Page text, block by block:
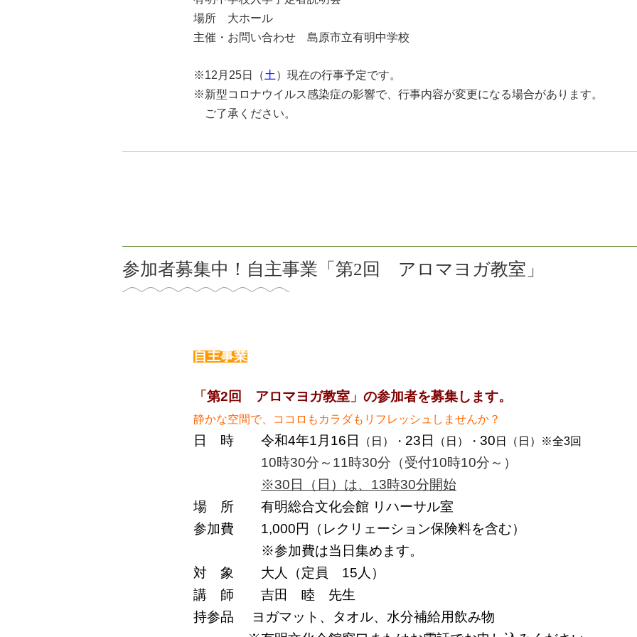
場所 大ホール
主催・お問い合わせ 島原市立有明中学校
※12月25日（土 ）現在の行事予定です。
※新型コロナウイルス感染症の影響で、行事内容が変更になる場合があります。
ご了承ください。
参加者募集中！自主事業「第2回 アロマヨガ教室」
自主事業
「 第2回 アロマヨガ教室 」 の参加者を募集します。
静かな空間で、ココロもカラダもリフレッシュしませんか？
日 時 令和4年1月16日 （日 ）・ 23日 （日）・ 30 日（日）※全3回
10時30分～11時30分（受付10時10分～）
※30日（日）は、13時30分開始
場 所 有明総合文化会館 リハーサル室
参加費 1,000円（レクリェーション保険料を含む）
※参加費は当日集めます。
対 象 大人（定員 15人）
講 師
吉田 睦 先生
持参品 ヨガマット、タオル、水分補給用飲み物